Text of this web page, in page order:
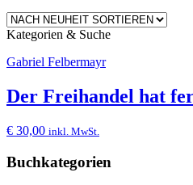
Kategorien & Suche
Gabriel Felbermayr
Der Freihandel hat
€ 30,00 inkl. MwSt.
Buchkategorien